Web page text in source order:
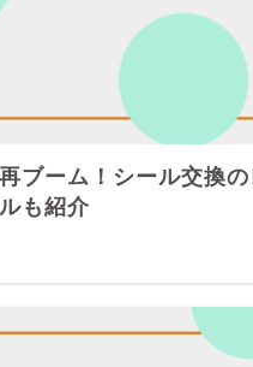
ブーム！シール交換
も紹介